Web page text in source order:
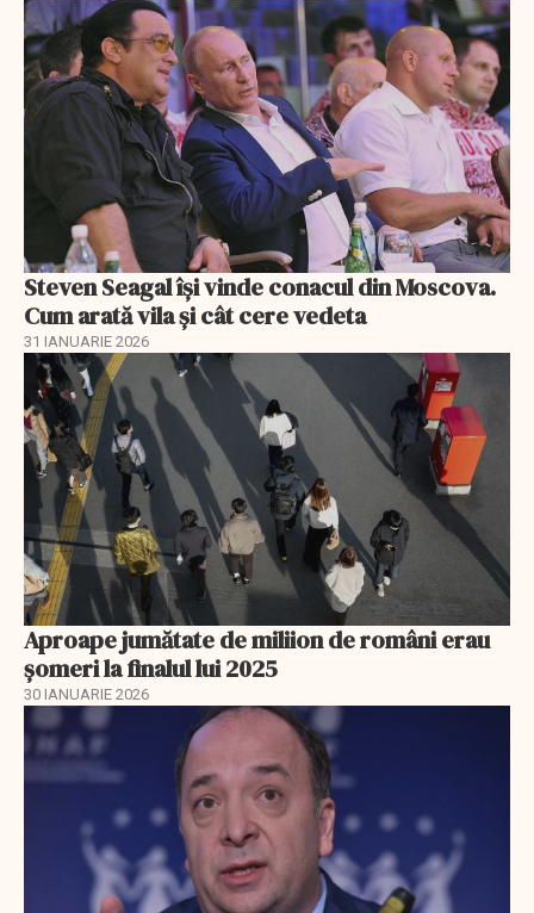
Steven Seagal își vinde conacul din Moscova.
Cum arată vila și cât cere vedeta
31 IANUARIE 2026
Aproape jumătate de miliion de români erau
șomeri la finalul lui 2025
30 IANUARIE 2026